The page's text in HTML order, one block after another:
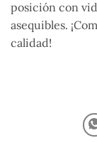
posición con
asequibles.
calidad!